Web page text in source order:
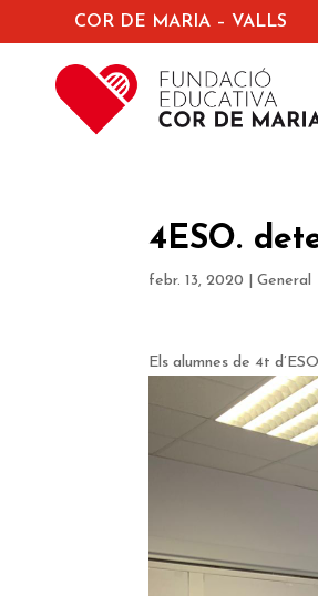
COR DE MARIA – VALLS
4ESO.
febr. 13, 2020 |General
Els alumnes de 4t